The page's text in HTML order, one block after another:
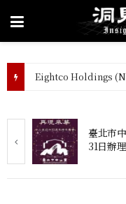
IBM 發
與韌性